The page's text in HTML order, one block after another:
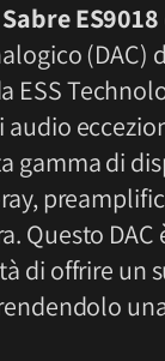
Sabre ES9018
(DAC)
ESS
audio
gamma di
Questo DAC
di offrire un